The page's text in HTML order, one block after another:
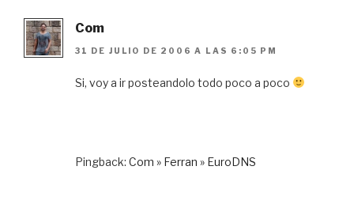
Com
31 DE JULIO DE 2006 A LAS 6:05 PM
Si, voy a ir posteandolo todo poco a poco
Pingback: Com » Ferran » EuroDNS